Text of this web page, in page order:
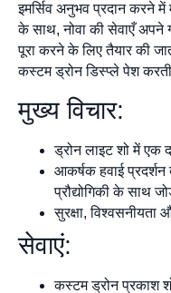
इमर्सिव अनुभव प्रदान करने में
के साथ, नोवा की सेवाएँ
पूरा करने के लिए तैयार की
कस्टम ड्रोन डिस्प्ले पेश
मुख्य विचार:
ड्रोन लाइट शो में
आकर्षक हवाई
प्रौद्योगिकी के साथ
सुरक्षा, विश्वसनीयता
सेवाएं:
कस्टम ड्रोन प्रकाश